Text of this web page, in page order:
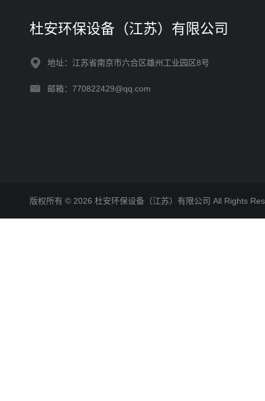
杜安环保设备（江苏）有限公司
地址：江苏省南京市六合区雄州工业园区8号
邮箱：770822429@qq.com
版权所有 © 2026 杜安环保设备（江苏）有限公司 All Rights